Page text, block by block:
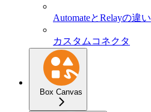
AutomateとRelayの違い
カスタムコネクタ
Box Canvas